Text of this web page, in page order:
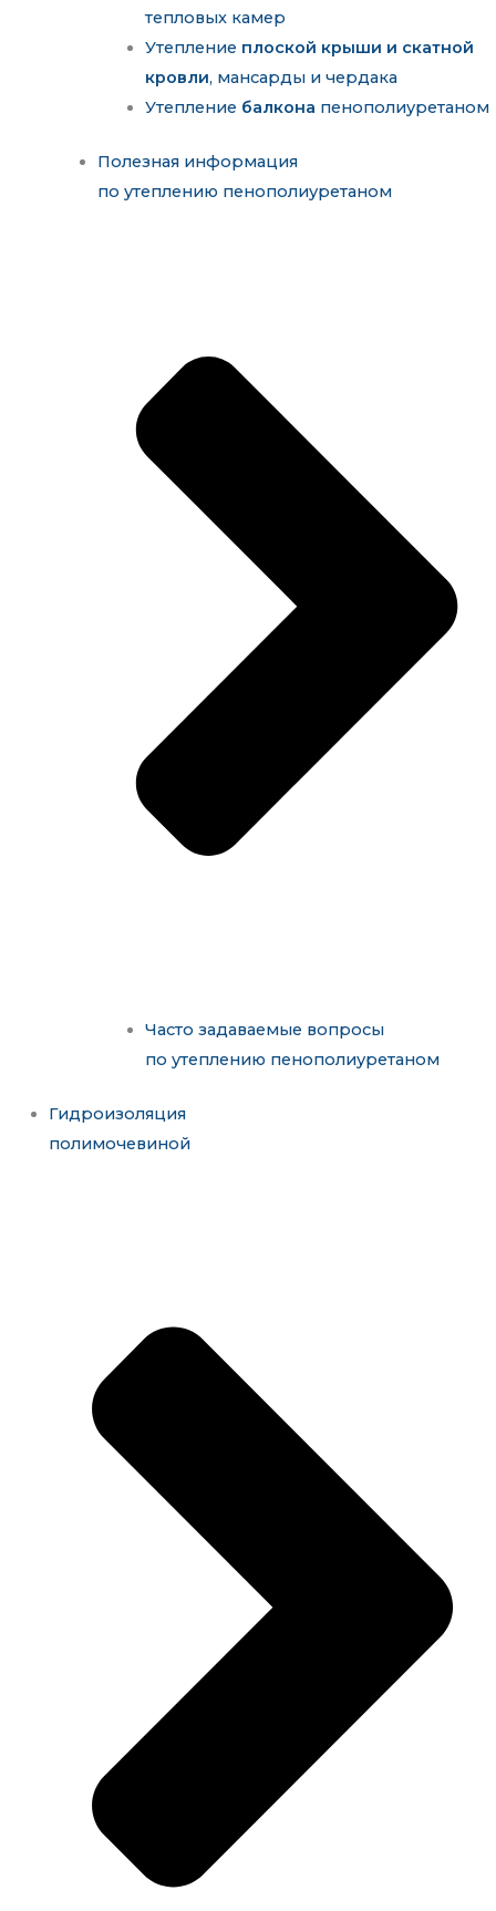
тепловых камер
Утепление плоской крыши и скатной
кровли, мансарды и чердака
Утепление балкона пенополиуретаном
Полезная информация
по утеплению пенополиуретаном
Часто задаваемые вопросы
по утеплению пенополиуретаном
Гидроизоляция
полимочевиной